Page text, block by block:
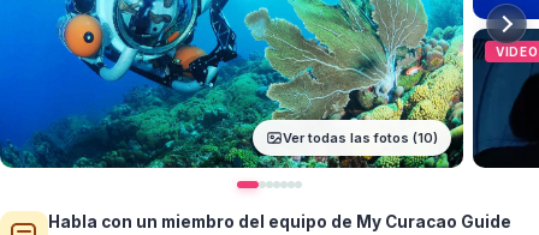
Ver todas las fotos (10)
VIDEO
Habla con un miembro del equipo de My Curacao Guide